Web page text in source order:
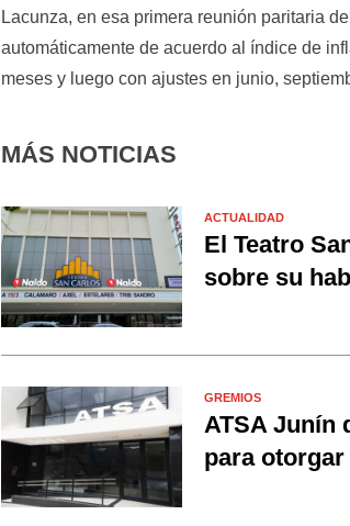
Lacunza, en esa primera reunión paritaria
automáticamente de acuerdo al índice de
meses y luego con ajustes en junio,
MÁS NOTICIAS
ACTUALIDAD
El Teatro
sobre su
GREMIOS
ATSA Junín
para